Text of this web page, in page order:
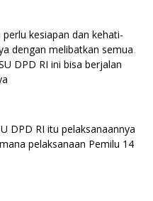
kesiapan dan kehati-
dengan melibatkan semua
DPD RI ini bisa berjalan
DPD RI itu pelaksanaannya
pelaksanaan Pemilu 14